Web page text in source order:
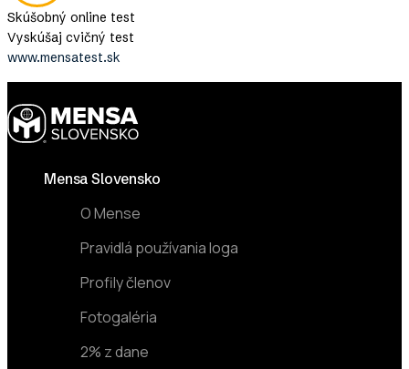
Skúšobný online test
Vyskúšaj cvičný test
www.mensatest.sk
FooterMensa Slovensko
O Mense
Pravidlá používania loga
Profily členov
Fotogaléria
2% z dane